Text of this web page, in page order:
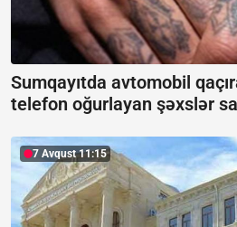
Sumqayıtda avtomobil
telefon oğurlayan şəxslər
7 Avqust 11:15